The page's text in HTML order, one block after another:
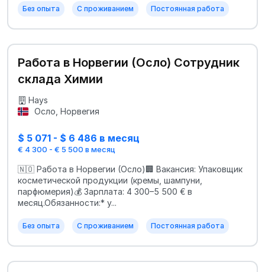
Без опыта С проживанием Постоянная работа
Работа в Норвегии (Осло) Сотрудник
склада Химии
Hays
Осло, Норвегия
$ 5 071 - $ 6 486 в месяц
€ 4 300 - € 5 500 в месяц
🇳🇴 Работа в Норвегии (Осло)🏢 Вакансия: Упаковщик
косметической продукции (кремы, шампуни,
парфюмерия)💰 Зарплата: 4 300–5 500 € в
месяц.Обязанности:* у...
Без опыта С проживанием Постоянная работа